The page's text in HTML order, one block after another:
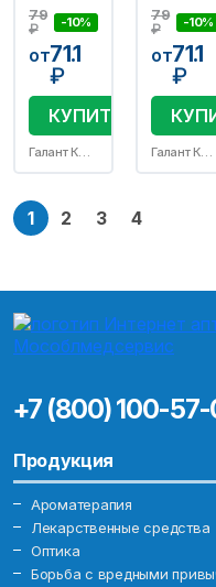
79
₽
-10%
от71.1
₽
КУПИТЬ
Галант Косметик-М ООО
79
₽
-10%
от71.1
₽
Галант Косметик-М ООО
1 2 3 4
+7 (800) 100-
Продукция
Ароматерапия
Лекарственные средства
Оптика
Борьба с вредными